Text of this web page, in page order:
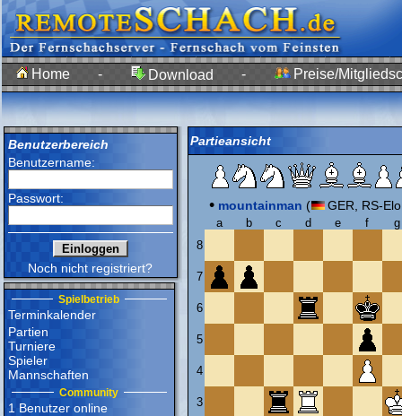
Home - Download - Preise/
Benutzerbereich
Benutzername:
Passwort:
Noch nicht registriert?
Spielbetrieb
Terminkalender
Partien
Turniere
Spieler
Mannschaften
Community
1 Benutzer online
Partieansicht
• mountainman ( GER, RS-
a b c d e f
g
8
7
6
5
4
3